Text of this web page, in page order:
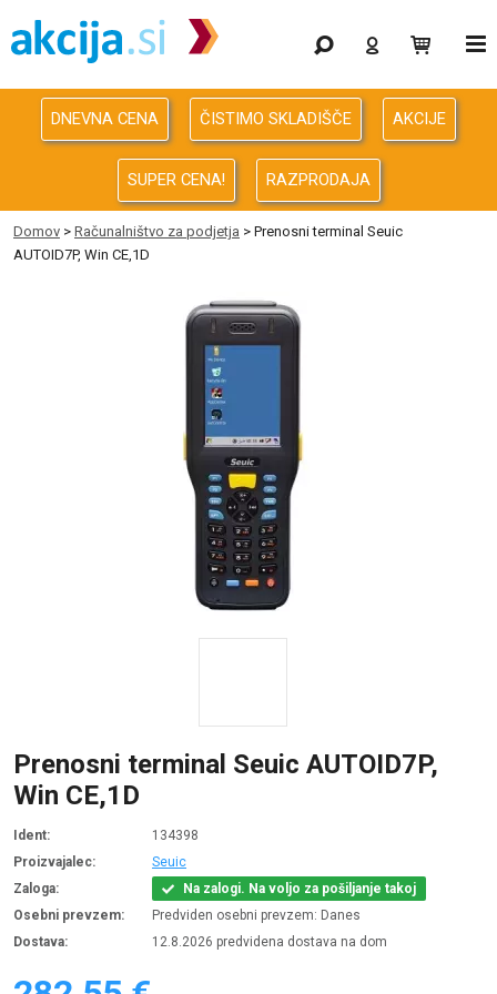
Gaming
Odprodaja
Računalništvo
Računalništvo za podjetja
Avdio Video Foto
Oprema za pisarno in dom
DNEVNA CENA ČISTIMO SKLADIŠČE AKCIJE
SUPER CENA! RAZPRODAJA
Domov > Računalništvo za podjetja > Prenosni terminal Seuic
AUTOID7P, Win CE,1D
Prenosni terminal Seuic AUTOID7P,
Win CE,1D
Ident:
134398
Proizvajalec:
Seuic
Zaloga:
Na zalogi. Na voljo za pošiljanje takoj
Osebni prevzem:
Predviden osebni prevzem: Danes
Dostava:
12.8.2026 predvidena dostava na dom